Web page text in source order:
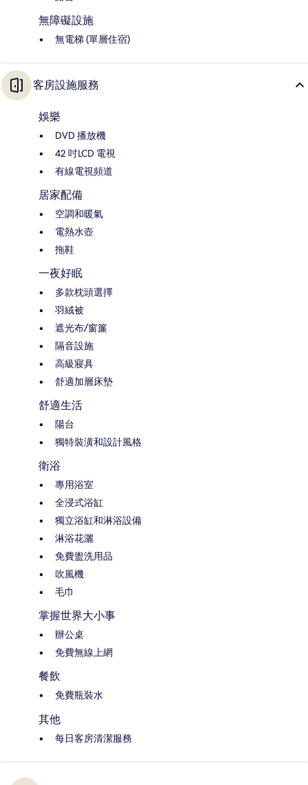
無障礙設施
無電梯 (單層住宿)
客房設施服務
娛樂
DVD 播放機
42 吋LCD 電視
有線電視頻道
居家配備
空調和暖氣
電熱水壺
拖鞋
一夜好眠
多款枕頭選擇
羽絨被
遮光布/窗簾
隔音設施
高級寢具
舒適加層床墊
舒適生活
陽台
獨特裝潢和設計風格
衛浴
專用浴室
全浸式浴缸
獨立浴缸和淋浴設備
淋浴花灑
免費盥洗用品
吹風機
毛巾
掌握世界大小事
辦公桌
免費無線上網
餐飲
免費瓶裝水
其他
每日客房清潔服務